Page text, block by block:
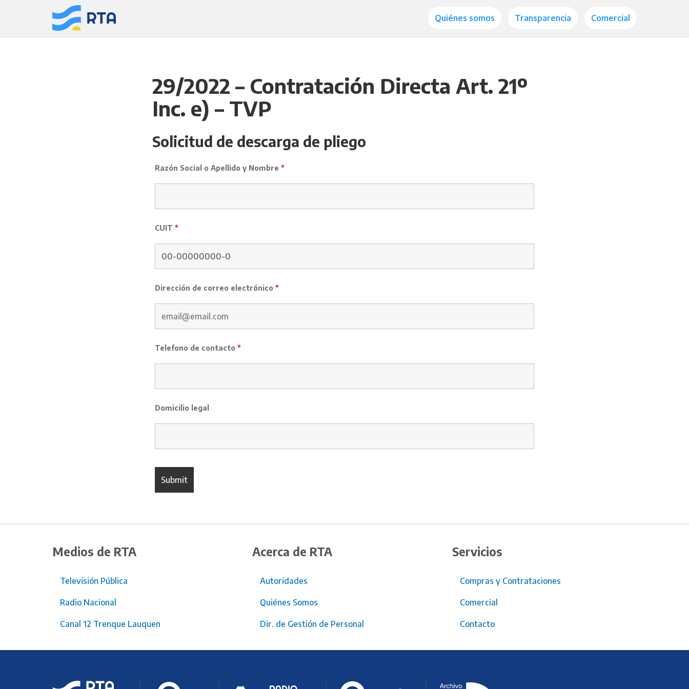
Quiénes somos Transparencia Comercial
29/2022 – Contratación Directa Art. 21º
Inc. e) – TVP
Solicitud de descarga de pliego
Razón Social o Apellido y Nombre *
CUIT *
Dirección de correo electrónico *
Telefono de contacto *
Domicilio legal
Medios de RTA
Televisión Pública
Radio Nacional
Canal 12 Trenque Lauquen
Acerca de RTA
Autoridades
Quiénes Somos
Dir. de Gestión de Personal
Servicios
Compras y Contrataciones
Comercial
Contacto